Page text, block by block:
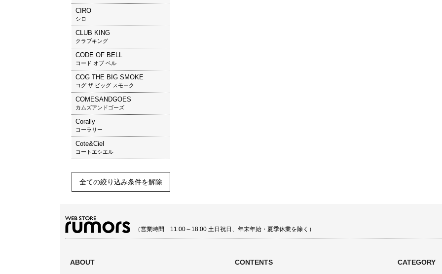
CIRO
シロ
CLUB KING
クラブキング
CODE OF BELL
コード オブ ベル
COG THE BIG SMOKE
コグ ザ ビッグ スモーク
COMESANDGOES
カムズアンドゴーズ
Corally
コーラリー
Cote&Ciel
コートエシエル
全ての絞り込み条件を解除
（営業時間 11:00～18:00 土日祝日、年末年始・夏季休業を除く）
ABOUT CONTENTS CATEGORY